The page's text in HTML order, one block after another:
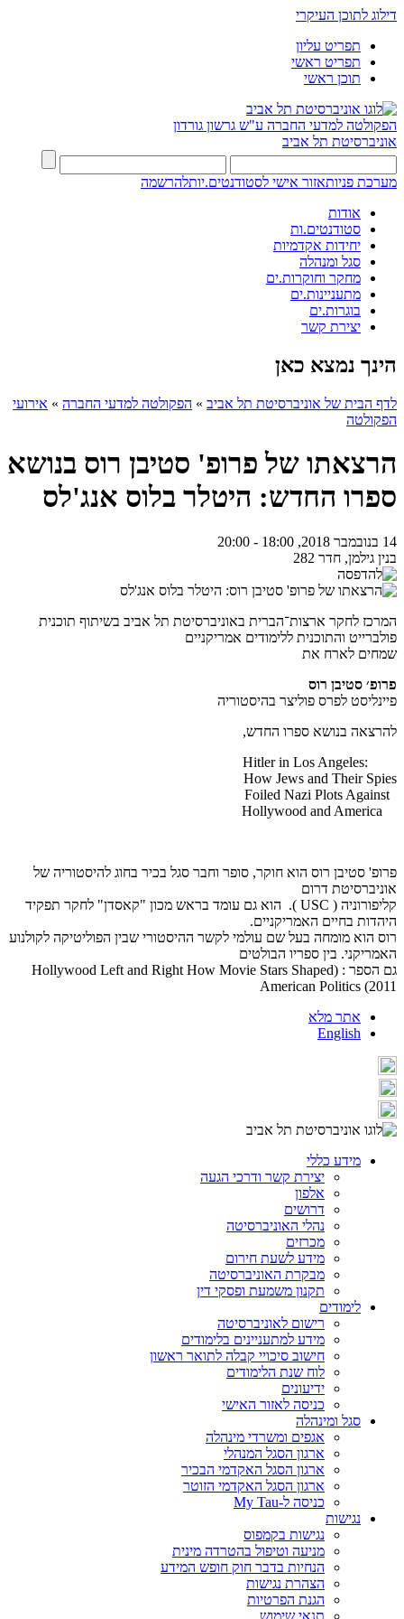
דילוג לתוכן העיקרי
תפריט עליון
תפריט ראשי
תוכן ראשי
הפקולטה למדעי החברה ע"ש גרשון גורדון
אוניברסיטת תל אביב
מערכת פניותאזור אישי לסטודנטים.יותלהרשמה
אודות
סטודנטים.ות
יחידות אקדמיות
סגל ומנהלה
מחקר וחוקרות.ים
מתעניינות.ים
בוגרות.ים
יצירת קשר
הינך נמצא כאן
לדף הבית של אוניברסיטת תל אביב » הפקולטה למדעי החברה » אירועי
הפקולטה
הרצאתו של פרופ' סטיבן רוס בנושא
ספרו החדש: היטלר בלוס אנג'לס
14 בנובמבר 2018, 18:00 - 20:00
בנין גילמן, חדר 282
המרכז לחקר ארצות־הברית באוניברסיטת תל אביב בשיתוף תוכנית
פולברייט והתוכנית ללימודים אמריקניים
שמחים לארח את
פרופ׳ סטיבן רוס
פיינליסט לפרס פוליצר בהיסטוריה
להרצאה בנושא ספרו החדש,
:Hitler in Los Angeles
​How Jews and Their Spies
פרופ' סטיבן רוס הוא חוקר, סופר וחבר סגל בכיר בחוג להיסטוריה של
אוניברסיטת דרום
קליפורוניה ( USC ). הוא גם עומד בראש מכון "קאסדן" לחקר תפקיד
היהדות בחיים האמריקניים.
רוס הוא מומחה בעל שם עולמי לקשר ההיסטורי שבין הפוליטיקה לקולנוע
האמריקני. בין ספריו הבולטים
גם הספר : (Hollywood Left and Right How Movie Stars Shaped
American Politics (2011
אתר מלא
English
מידע כללי
יצירת קשר ודרכי הגעה
אלפון
דרושים
נהלי האוניברסיטה
מכרזים
מידע לשעת חירום
מבקרת האוניברסיטה
תקנון משמעת ופסקי דין
לימודים
רישום לאוניברסיטה
מידע למתעניינים בלימודים
חישוב סיכויי קבלה לתואר ראשון
לוח שנת הלימודים
ידיעונים
כניסה לאזור האישי
סגל ומינהלה
אגפים ומשרדי מינהלה
ארגון הסגל המנהלי
ארגון הסגל האקדמי הבכיר
ארגון הסגל האקדמי הזוטר
כניסה ל-My Tau
נגישות
נגישות בקמפוס
מניעה וטיפול בהטרדה מינית
הנחיות בדבר חוק חופש המידע
הצהרת נגישות
הגנת הפרטיות
תנאי שימוש